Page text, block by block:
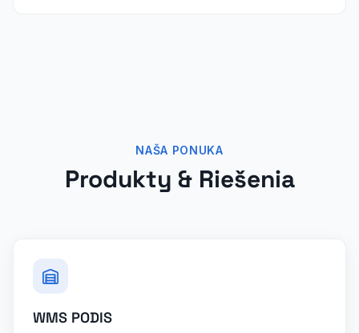
NAŠA PONUKA
Produkty & Riešenia
WMS PODIS